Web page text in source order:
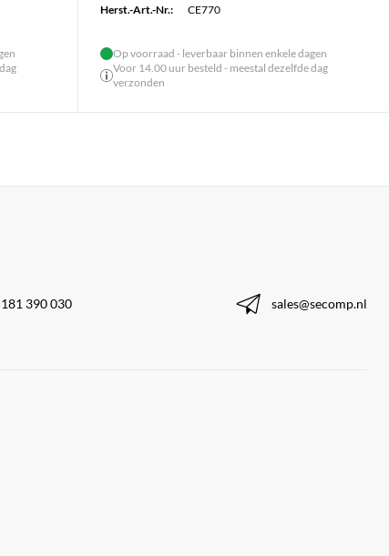
Herst.-Art.-Nr.:
CE770
Op voorraad - leverbaar binnen enkele dagen
Voor 14.00 uur besteld - meestal dezelfde dag
verzonden
390 030 sales@secomp.nl